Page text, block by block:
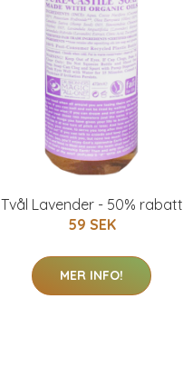
Tvål Lavender - 50% rabatt
59 SEK
MER INFO!